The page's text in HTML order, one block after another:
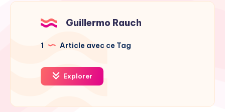
Guillermo Rauch
1 Article avec ce Tag
Explorer